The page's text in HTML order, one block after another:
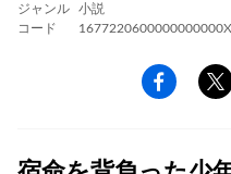
ジャンル
小説
コード
1677220600000000000X